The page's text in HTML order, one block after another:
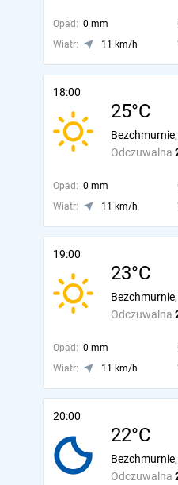
Opad: 0 mm
Wiatr:
11 km/h
18:00
25°C
Odczuwalna
Opad: 0 mm
Wiatr:
11 km/h
19:00
23°C
Odczuwalna
Opad: 0 mm
Wiatr:
11 km/h
20:00
22°C
Odczuwalna